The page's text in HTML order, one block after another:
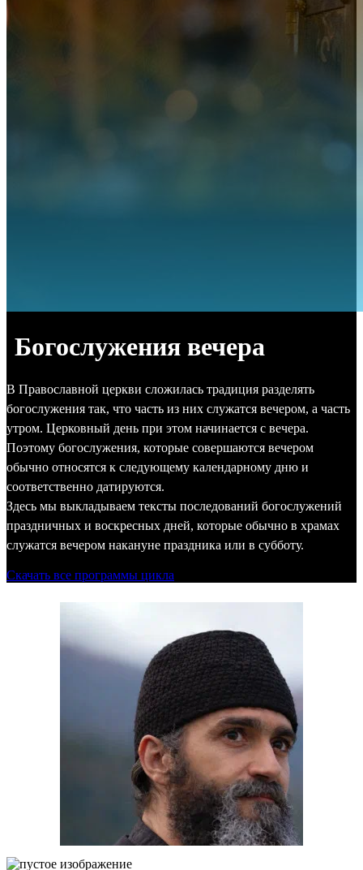
Богослужения вечера
В Православной церкви сложилась традиция разделять
богослужения так, что часть из них служатся вечером, а часть
утром. Церковный день при этом начинается с вечера.
Поэтому богослужения, которые совершаются вечером
обычно относятся к следующему календарному дню и
соответственно датируются.
Здесь мы выкладываем тексты последований богослужений
праздничных и воскресных дней, которые обычно в храмах
служатся вечером накануне праздника или в субботу.
Скачать все программы цикла